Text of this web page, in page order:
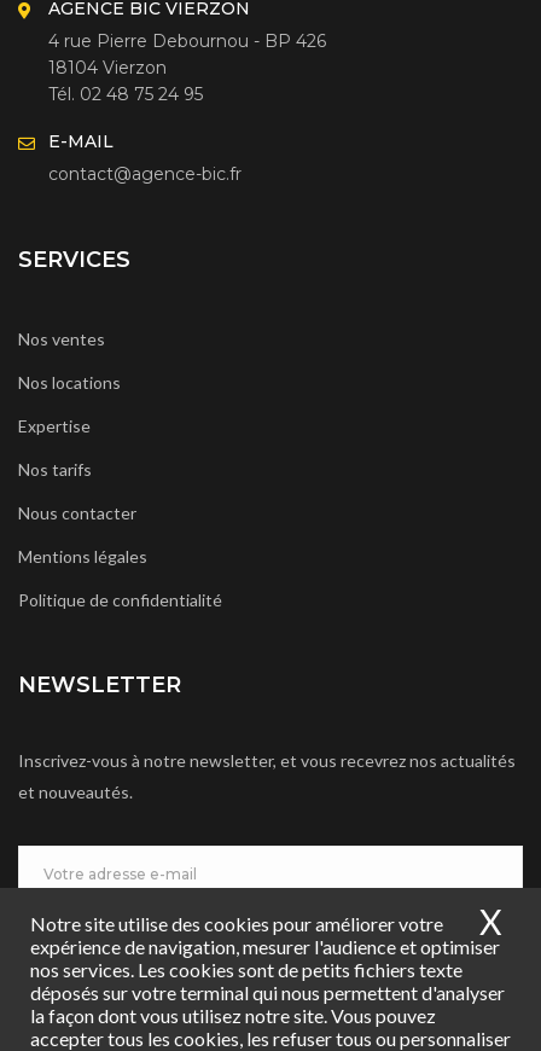
Notre site utilise des cookies pour améliorer votre
expérience de navigation, mesurer l'audience et optimiser
nos services. Les cookies sont de petits fichiers texte
déposés sur votre terminal qui nous permettent d'analyser
la façon dont vous utilisez notre site. Vous pouvez
accepter tous les cookies, les refuser tous ou personnaliser
X
AGENCE BIC VIERZON
4 rue Pierre Debournou - BP 426
18104 Vierzon
Tél. 02 48 75 24 95
E-MAIL
contact@agence-bic.fr
SERVICES
Nos ventes
Nos locations
Expertise
Nos tarifs
Nous contacter
Mentions légales
Politique de confidentialité
NEWSLETTER
Inscrivez-vous à notre newsletter, et vous recevrez nos actualités
et nouveautés.
JE M'INSCRIS